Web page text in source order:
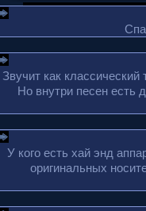
Звучит как
Но внутри песен есть
У кого есть хай энд
оригинальных